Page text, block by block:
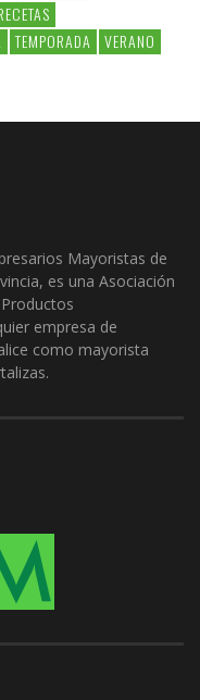
TEMPORADA VERANO
Mayoristas de
es una Asociación
empresa de
como mayorista